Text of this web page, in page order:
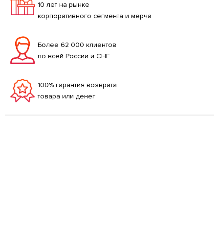
10 лет на рынке
корпоративного сегмента и мерча
Более 62 000 клиентов
по всей России и СНГ
100% гарантия возврата
товара или денег